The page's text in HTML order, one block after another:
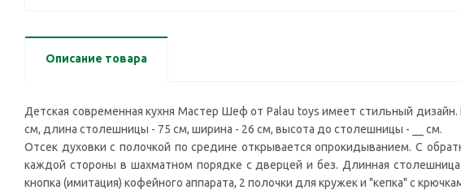
Описание товара
Детская современная кухня Мастер Шеф от Palau toys имеет стильный
см, длина столешницы - 75 см, ширина - 26 см, высота до столешницы - __ см.
Отсек духовки с полочкой по средине открывается опрокидыванием. С
каждой стороны в шахматном порядке с дверцей и без. Длинная
кнопка (имитация) кофейного аппарата, 2 полочки для кружек и "кепка" с